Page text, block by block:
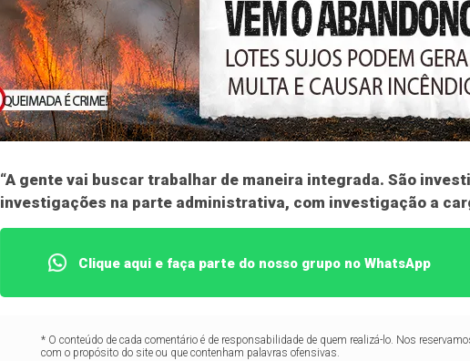
“A gente vai buscar trabalhar de maneira integrada. São
investigações na parte administrativa, com investigação a
Clique aqui e faça parte do nosso grupo no WhatsApp
* O conteúdo de cada comentário é de responsabilidade de quem realizá-lo. Nos
com o propósito do site ou que contenham palavras ofensivas.